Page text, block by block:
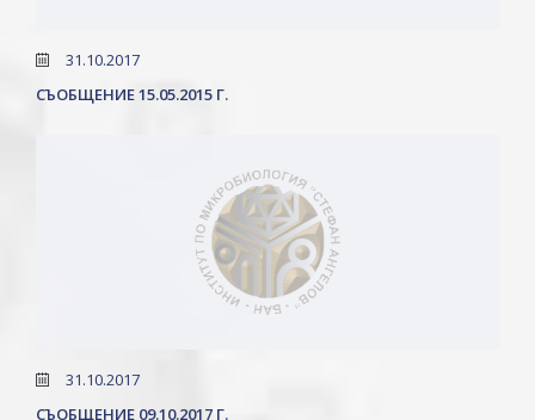
31.10.2017
СЪОБЩЕНИЕ 15.05.2015 Г.
31.10.2017
СЪОБЩЕНИЕ 09.10.2017 Г.